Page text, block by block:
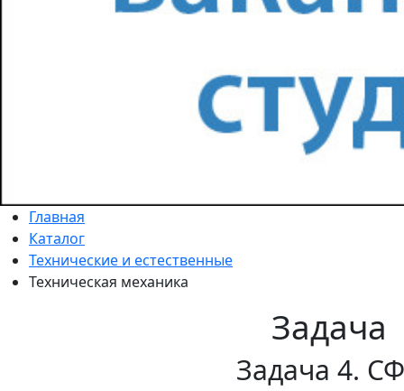
Главная
Каталог
Технические и естественные
Техническая механика
Задача
Задача 4.